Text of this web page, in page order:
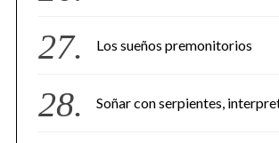
Los sueños premonitorios
Soñar con serpientes,